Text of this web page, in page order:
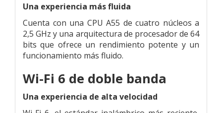
Una experiencia más fluida
Cuenta con una CPU A55 de cuatro núcleos a
2,5 GHz y una arquitectura de procesador de 64
bits que ofrece un rendimiento potente y un
funcionamiento más fluido.
Wi-Fi 6 de doble banda
Una experiencia de alta velocidad